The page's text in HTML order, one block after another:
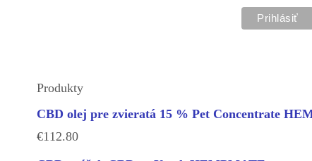
Produkty
CBD olej pre zvieratá 15 % Pet Concentrate
€112.80